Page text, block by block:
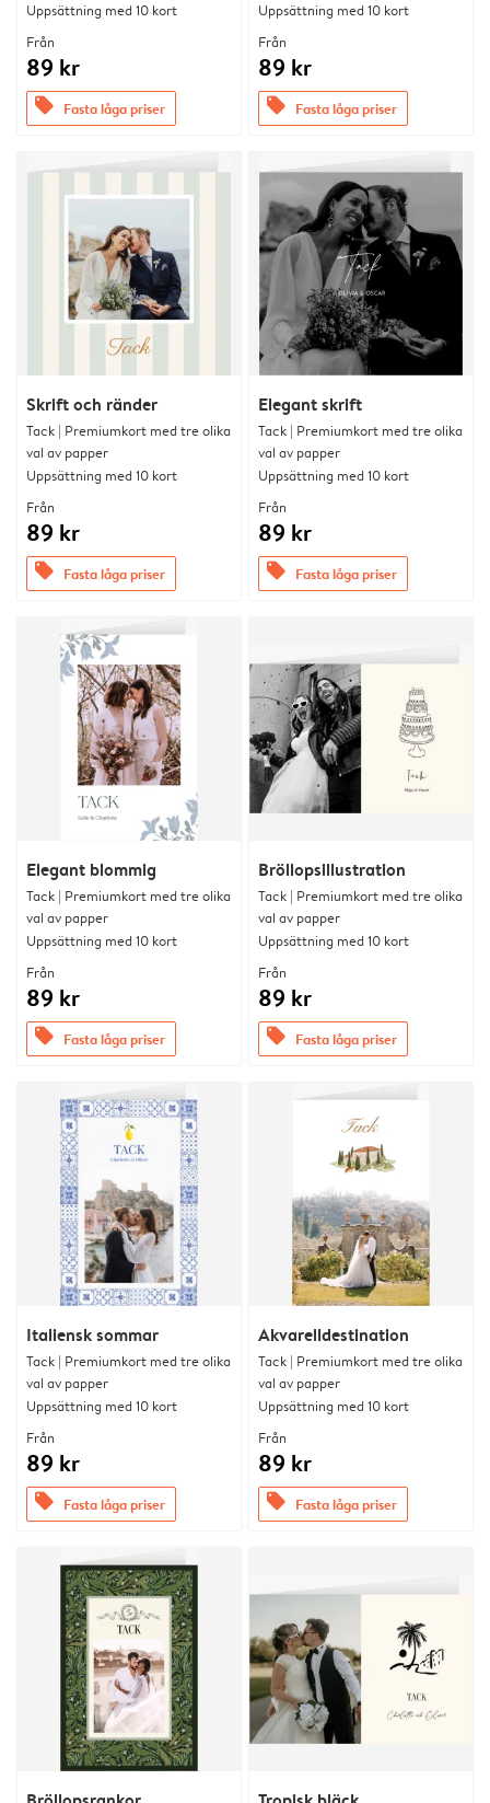
Uppsättning med 10 kort
Från
89 kr
offers Fasta låga priser
Uppsättning med 10 kort
Från
89 kr
offers Fasta låga priser
Skrift och ränder
Tack | Premiumkort med tre olika
val av papper
Uppsättning med 10 kort
Från
89 kr
offers Fasta låga priser
Elegant skrift
Tack | Premiumkort med tre olika
val av papper
Uppsättning med 10 kort
Från
89 kr
offers Fasta låga priser
Elegant blommig
Tack | Premiumkort med tre olika
val av papper
Uppsättning med 10 kort
Från
89 kr
offers Fasta låga priser
Bröllopsillustration
Tack | Premiumkort med tre olika
val av papper
Uppsättning med 10 kort
Från
89 kr
offers Fasta låga priser
Italiensk sommar
Tack | Premiumkort med tre olika
val av papper
Uppsättning med 10 kort
Från
89 kr
offers Fasta låga priser
Akvarelldestination
Tack | Premiumkort med tre olika
val av papper
Uppsättning med 10 kort
Från
89 kr
offers Fasta låga priser